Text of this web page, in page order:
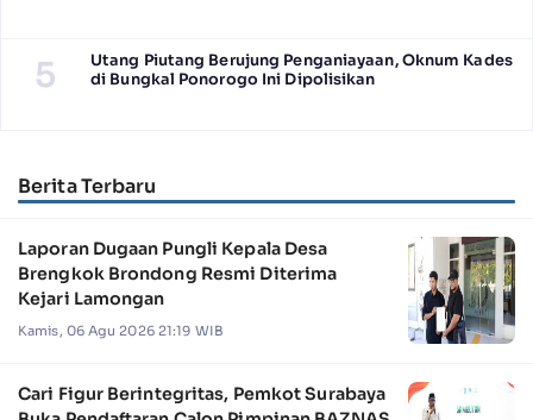
5
Utang Piutang Berujung Penganiayaan, Oknum Kades
di Bungkal Ponorogo Ini Dipolisikan
Berita Terbaru
Laporan Dugaan Pungli Kepala Desa
Brengkok Brondong Resmi Diterima
Kejari Lamongan
Kamis, 06 Agu 2026 21:19 WIB
Cari Figur Berintegritas, Pemkot Surabaya